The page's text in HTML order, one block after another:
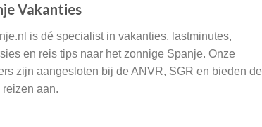
Vakanties
is dé specialist in vakanties, lastminutes,
en reis tips naar het zonnige Spanje. Onze
zijn aangesloten bij de ANVR, SGR en bieden de
reizen aan.